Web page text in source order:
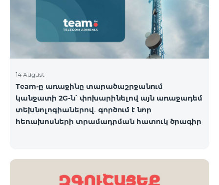
14 August
Team-ը առաջինը տարածաշրջանում
կանջատի 2G-ն՝ փոխարինելով այն առաջադեմ
տեխնոլոգիաներով․ գործում է նոր
հեռախոսների տրամադրման հատուկ ծրագիր